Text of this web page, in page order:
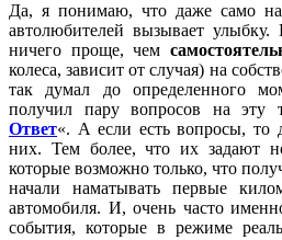
Да, я понимаю, что даже само
автолюбителей вызывает
ничего проще, чем
колеса, зависит от случая) на
так думал до определенного
получил пару вопросов на эту
Ответ«. А если есть вопросы,
них. Тем более, что их задают
которые возможно только, что
начали наматывать первые
автомобиля. И, очень часто
события, которые в режиме